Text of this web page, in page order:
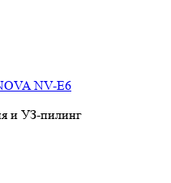
NV-E6
и УЗ-пилинг